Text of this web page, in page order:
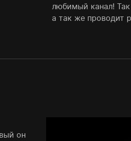
любимый канал!
а так же проводит
он